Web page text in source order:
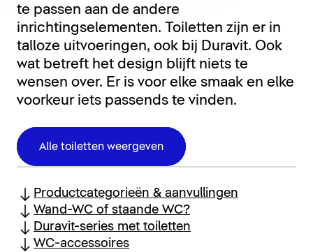
te passen aan de andere
inrichtingselementen. Toiletten zijn er in
talloze uitvoeringen, ook bij Duravit. Ook
wat betreft het design blijft niets te
wensen over. Er is voor elke smaak en elke
voorkeur iets passends te vinden.
Alle toiletten weergeven
Productcategorieën & aanvullingen
Wand-WC of staande WC?
Duravit-series met toiletten
WC-accessoires